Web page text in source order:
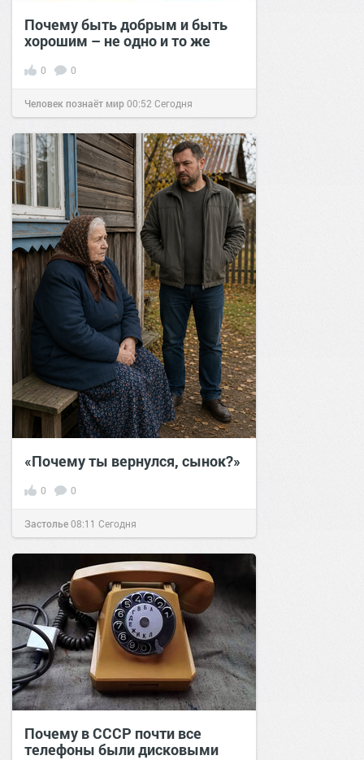
Почему быть добрым и быть
хорошим – не одно и то же
0 0
Человек познаёт мир00:52 Сегодня
«Почему ты вернулся, сынок?»
0 0
Застолье08:11 Сегодня
Почему в СССР почти все
телефоны были дисковыми